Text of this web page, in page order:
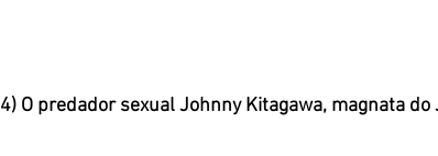
4) O predador sexual Johnny Kitagawa, magnata do